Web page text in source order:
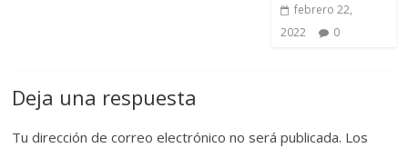
febrero 22,
2022
0
Deja una respuesta
Tu dirección de correo electrónico no será publicada. Los